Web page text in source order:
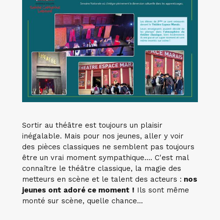
Sortir au théâtre est toujours un plaisir
inégalable. Mais pour nos jeunes, aller y voir
des pièces classiques ne semblent pas toujours
être un vrai moment sympathique.... C'est mal
connaître le théâtre classique, la magie des
metteurs en scène et le talent des acteurs : nos
jeunes ont adoré ce moment ! Ils sont même
monté sur scène, quelle chance...